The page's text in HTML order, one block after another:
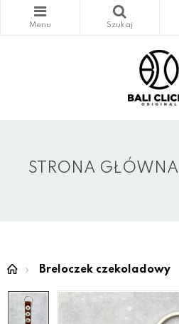
STRONA GŁÓWNA
Breloczek czekoladowy